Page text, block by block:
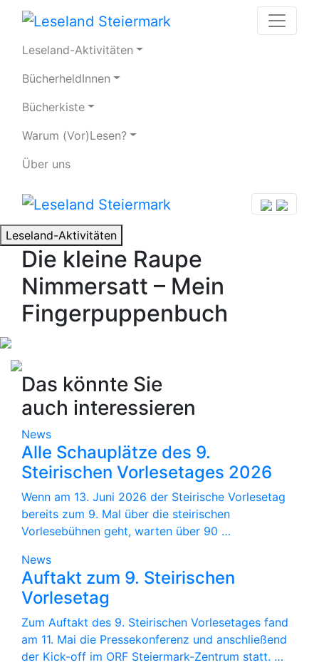
Leseland-Aktivitäten
BücherheldInnen
Bücherkiste
Warum (Vor)Lesen?
Über uns
Leseland-Aktivitäten
Die kleine Raupe
Nimmersatt – Mein
Fingerpuppenbuch
Das könnte Sie
auch interessieren
News
Alle Schauplätze des 9.
Steirischen Vorlesetages 2026
Wenn am 13. Juni 2026 der Steirische Vorlesetag
bereits zum 9. Mal über die steirischen
Vorlesebühnen geht, warten über 90 …
News
Auftakt zum 9. Steirischen
Vorlesetag
Zum Auftakt des 9. Steirischen Vorlesetages fand
am 11. Mai die Pressekonferenz und anschließend
der Kick-off im ORF Steiermark-Zentrum statt. …